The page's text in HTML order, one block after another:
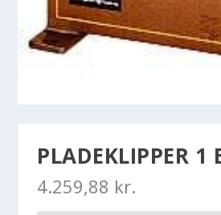
PLADEKLIPPER 1
4.259,88 kr.